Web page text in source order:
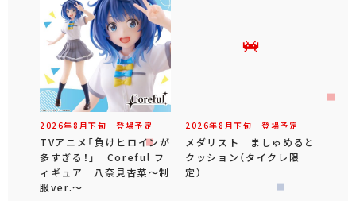
2026年8 月下旬 登場予定
TVアニメ「負けヒロインが
多すぎる！」 Coreful フ
ィギュア 八奈見杏菜～制
服ver.～
2026年8 月下旬 登場予定
メダリスト ましゅめると
クッション（タイクレ限
定）